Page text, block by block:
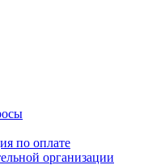
по оплате
организации